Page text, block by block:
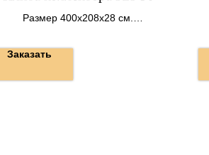
Размер 400х208х28 см.
Заказать